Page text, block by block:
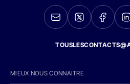
MIEUX NOUS CONNAITRE